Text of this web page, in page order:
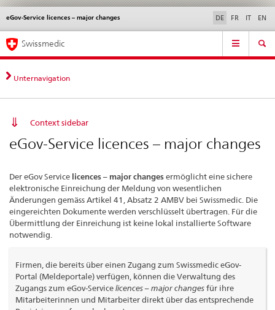
Direktnavigation
News,
Rechtsgrundlagen,
Kontakt
News & Updates Kontakt | Support & Hilfe
eGov-Service licences – major changes
Sprachwahl DE FR IT EN
Service
Hauptnavigation
Swissmedic
Unternavigation
Context sidebar
eGov-Service licences – major changes
Der eGov Service licences – major changesermöglicht eine sichere
elektronische Einreichung der Meldung von wesentlichen
Änderungen gemäss Artikel 41, Absatz 2 AMBV bei Swissmedic. Die
eingereichten Dokumente werden verschlüsselt übertragen. Für die
Übermittlung der Einreichung ist keine lokal installierte Software
notwendig.
Firmen, die bereits über einen Zugang zum Swissmedic eGov-
Portal (Meldeportale) verfügen, können die Verwaltung des
Zugangs zum eGov-Servicelicences – major changesfür ihre
Mitarbeiterinnen und Mitarbeiter direkt über das entsprechende